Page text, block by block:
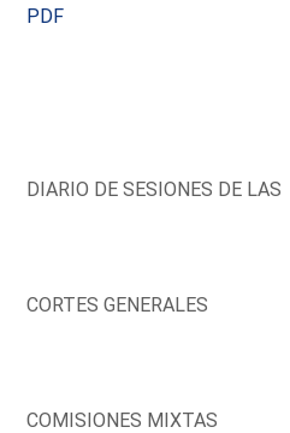
PDF
DIARIO DE SESIONES DE LAS
CORTES GENERALES
COMISIONES MIXTAS